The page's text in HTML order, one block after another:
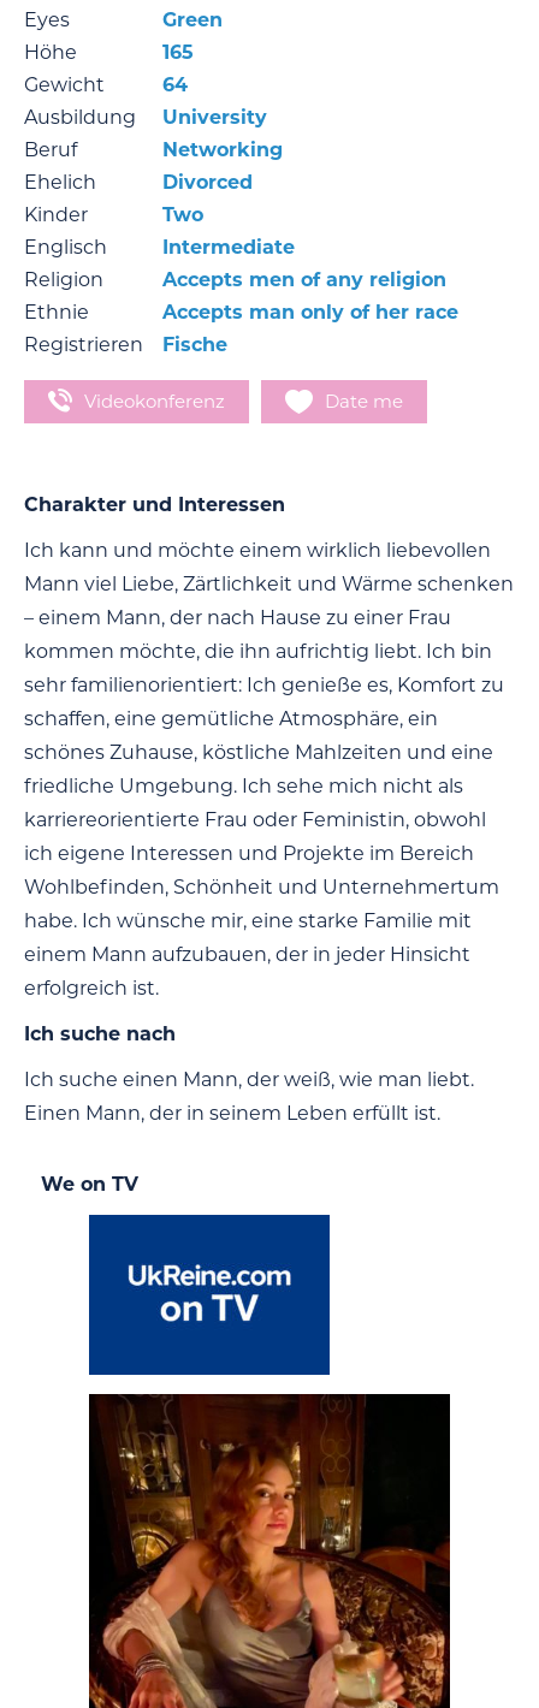
Eyes
Green
Höhe
165
Gewicht
64
Ausbildung
University
Beruf
Networking
Ehelich
Divorced
Kinder
Two
Englisch
Intermediate
Religion
Accepts men of any religion
Ethnie
Accepts man only of her race
Registrieren
Fische
Videokonferenz Date me
Charakter und Interessen
Ich kann und möchte einem wirklich liebevollen
Mann viel Liebe, Zärtlichkeit und Wärme schenken
– einem Mann, der nach Hause zu einer Frau
kommen möchte, die ihn aufrichtig liebt. Ich bin
sehr familienorientiert: Ich genieße es, Komfort zu
schaffen, eine gemütliche Atmosphäre, ein
schönes Zuhause, köstliche Mahlzeiten und eine
friedliche Umgebung. Ich sehe mich nicht als
karriereorientierte Frau oder Feministin, obwohl
ich eigene Interessen und Projekte im Bereich
Wohlbefinden, Schönheit und Unternehmertum
habe. Ich wünsche mir, eine starke Familie mit
einem Mann aufzubauen, der in jeder Hinsicht
erfolgreich ist.
Ich suche nach
Ich suche einen Mann, der weiß, wie man liebt.
Einen Mann, der in seinem Leben erfüllt ist.
We on TV